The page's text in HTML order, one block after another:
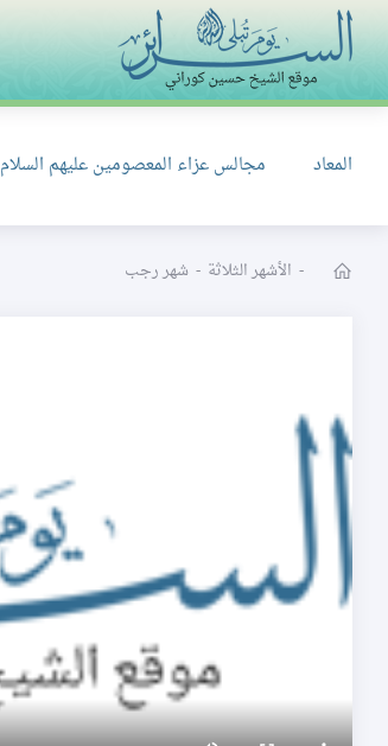
المعاد مجالس عزاء المعصومين عليهم السلام
- الأشهر الثلاثة - شهر رجب